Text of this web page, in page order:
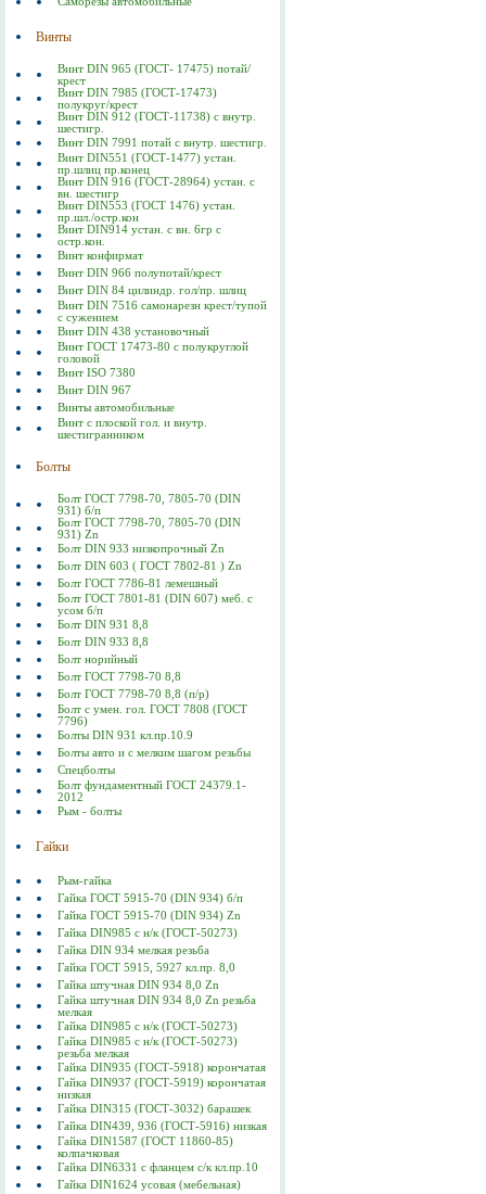
Винты
Винт DIN 965 (ГОСТ- 17475) потай/
крест
Винт DIN 7985 (ГОСТ-17473)
полукруг/крест
Винт DIN 912 (ГОСТ-11738) с внутр.
шестигр.
Винт DIN 7991 потай с внутр. шестигр.
Винт DIN551 (ГОСТ-1477) устан.
пр.шлиц пр.конец
Винт DIN 916 (ГОСТ-28964) устан. с
вн. шестигр
Винт DIN553 (ГОСТ 1476) устан.
пр.шл./остр.кон
Винт DIN914 устан. с вн. 6гр с
остр.кон.
Винт конфирмат
Винт DIN 966 полупотай/крест
Винт DIN 84 цилиндр. гол/пр. шлиц
Винт DIN 7516 самонарезн крест/тупой
с сужением
Винт DIN 438 установочный
Винт ГОСТ 17473-80 c полукруглой
головой
Винт ISO 7380
Винт DIN 967
Винты автомобильные
Винт с плоской гол. и внутр.
шестигранником
Болты
Болт ГОСТ 7798-70, 7805-70 (DIN
931) б/п
Болт ГОСТ 7798-70, 7805-70 (DIN
931) Zn
Болт DIN 933 низкопрочный Zn
Болт DIN 603 ( ГОСТ 7802-81 ) Zn
Болт ГОСТ 7786-81 лемешный
Болт ГОСТ 7801-81 (DIN 607) меб. с
усом б/п
Болт DIN 931 8,8
Болт DIN 933 8,8
Болт норийный
Болт ГОСТ 7798-70 8,8
Болт ГОСТ 7798-70 8,8 (п/р)
Болт с умен. гол. ГОСТ 7808 (ГОСТ
7796)
Болты DIN 931 кл.пр.10.9
Болты авто и с мелким шагом резьбы
Спецболты
Болт фундаментный ГОСТ 24379.1-
2012
Рым - болты
Гайки
Рым-гайка
Гайка ГОСТ 5915-70 (DIN 934) б/п
Гайка ГОСТ 5915-70 (DIN 934) Zn
Гайка DIN985 с н/к (ГОСТ-50273)
Гайка DIN 934 мелкая резьба
Гайка ГОСТ 5915, 5927 кл.пр. 8,0
Гайка штучная DIN 934 8,0 Zn
Гайка штучная DIN 934 8,0 Zn резьба
мелкая
Гайка DIN985 с н/к (ГОСТ-50273)
Гайка DIN985 с н/к (ГОСТ-50273)
резьба мелкая
Гайка DIN935 (ГОСТ-5918) корончатая
Гайка DIN937 (ГОСТ-5919) корончатая
низкая
Гайка DIN315 (ГОСТ-3032) барашек
Гайка DIN439, 936 (ГОСТ-5916) низкая
Гайка DIN1587 (ГОСТ 11860-85)
колпачковая
Гайка DIN6331 с фланцем с/к кл.пр.10
Гайка DIN1624 усовая (мебельная)